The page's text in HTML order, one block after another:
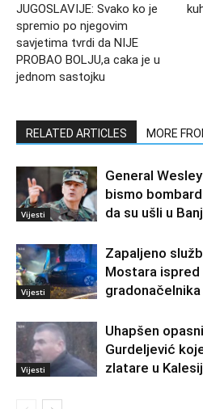
JUGOSLAVIJE: Svako ko je
spremio po njegovim
savjetima tvrdi da NIJE
PROBAO BOLJU,a caka je u
jednom sastojku
RELATED ARTICLES MORE
Vijesti
General
bismo
da su ušli u
Vijesti
Zapaljeno
Mostara
Vijesti
Uhapšen
Gurdeljević
zlatare u